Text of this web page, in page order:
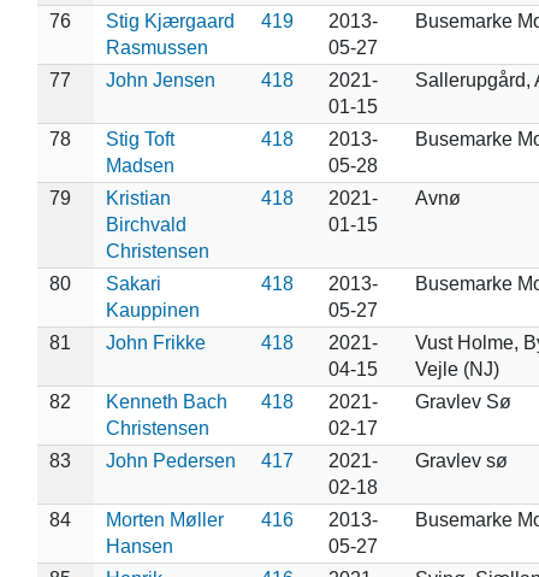
76
Stig Kjærgaard
Rasmussen
419
2013-
05-27
Busemarke
77 John Jensen 418
2021-
01-15
Sallerupgård,
78
Stig Toft
Madsen
418
2013-
05-28
Busemarke
79
Kristian
Birchvald
Christensen
418
2021-
01-15
Avnø
80
Sakari
Kauppinen
418
2013-
05-27
Busemarke
81 John Frikke 418
2021-
04-15
Vust Holme,
Vejle (NJ)
82
Kenneth Bach
Christensen
418
2021-
02-17
Gravlev Sø
83 John Pedersen 417
2021-
02-18
Gravlev sø
84
Morten Møller
Hansen
416
2013-
05-27
Busemarke